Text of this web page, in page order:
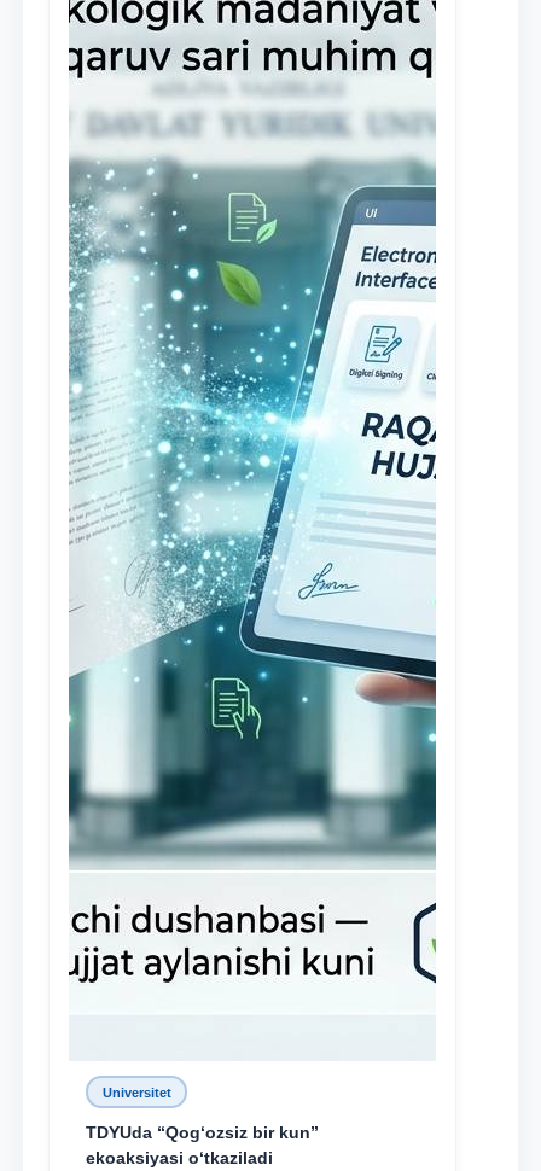
Universitet
TDYUda “Qog‘ozsiz bir kun”
ekoaksiyasi o‘tkaziladi